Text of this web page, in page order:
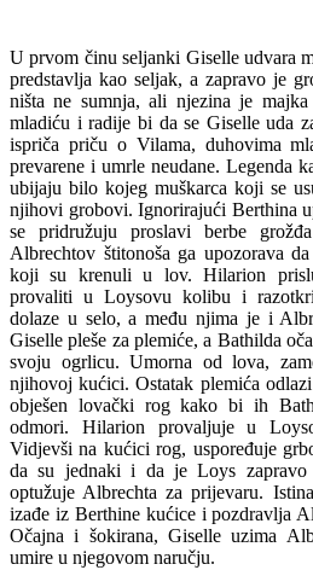
U prvom činu seljanki Giselle udvara
predstavlja kao seljak, a zapravo je
ništa ne sumnja, ali njezina je
mladiću i radije bi da se Giselle uda
ispriča priču o Vilama, duhovima
prevarene i umrle neudane. Legenda
ubijaju bilo kojeg muškarca koji se
njihovi grobovi. Ignorirajući Berthina
se pridružuju proslavi berbe
Albrechtov štitonoša ga upozorava
koji su krenuli u lov. Hilarion
provaliti u Loysovu kolibu i
dolaze u selo, a među njima je i
Giselle pleše za plemiće, a Bathilda
svoju ogrlicu. Umorna od lova,
njihovoj kućici. Ostatak plemića
obješen lovački rog kako bi ih
odmori. Hilarion provaljuje u
Vidjevši na kućici rog, uspoređuje
da su jednaki i da je Loys zapravo
optužuje Albrechta za prijevaru.
izađe iz Berthine kućice i pozdravlja
Očajna i šokirana, Giselle uzima
umire u njegovom naručju.